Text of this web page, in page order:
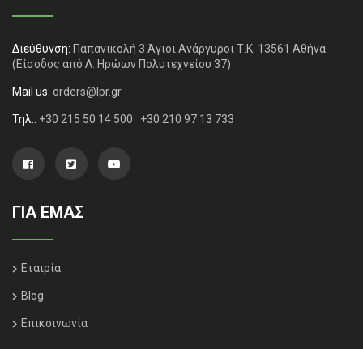
Διεύθυνση: Παπανικολή 3 Άγιοι Ανάργυροι Τ.Κ. 13561 Αθήνα
(Είσοδος από Λ. Ηρώων Πολυτεχνείου 37)
Mail us: orders@lpr.gr
Τηλ.: +30 215 50 14 500 +30 210 97 13 733
ΓΙΑ ΕΜΑΣ
Εταιρία
Blog
Επικοινωνία